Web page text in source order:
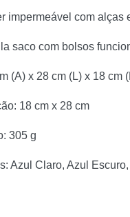
impermeável com alças
saco com bolsos
(A) x 28 cm (L) x 18 cm
18 cm x 28 cm
305 g
Azul Claro, Azul